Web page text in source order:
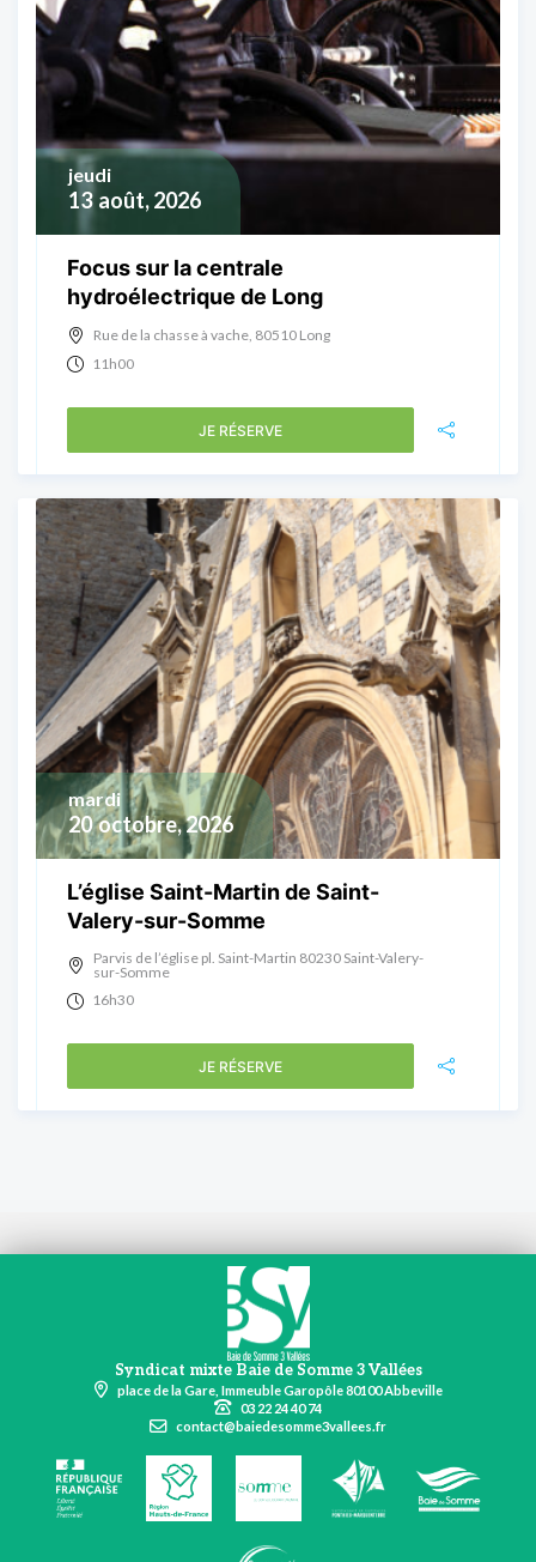
13 août, 2026
jeudi
Focus sur la centrale
hydroélectrique de Long
Rue de la chasse à vache, 80510 Long
11h00
JE RÉSERVE
20 octobre, 2026
mardi
L’église Saint-Martin de Saint-
Valery-sur-Somme
Parvis de l’église pl. Saint-Martin 80230 Saint-Valery-
sur-Somme
16h30
JE RÉSERVE
Syndicat mixte Baie de Somme 3 Vallées
place de la Gare, Immeuble Garopôle 80100 Abbeville
03 22 24 40 74
contact@baiedesomme3vallees.fr